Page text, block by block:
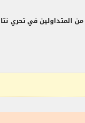
المتداولين في